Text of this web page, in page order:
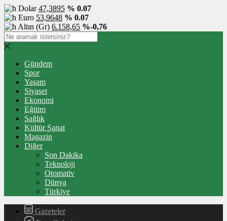
Dolar47,3895 % 0.07
Euro 53,9648 % 0.07
Altın (Gr) 6.158,65 %-0,76
Gündem
Spor
Yaşam
Siyaset
Ekonomi
Eğitim
Sağlık
Kültür Sanat
Magazin
Diğer
Son Dakika
Teknoloji
Otomativ
Dünya
Türkiye
Gazeteler